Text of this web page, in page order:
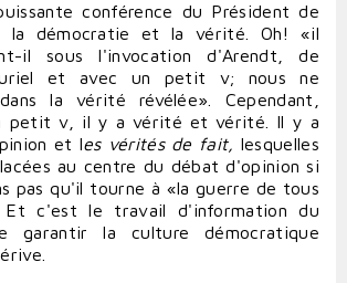
conférence du Président de
la démocratie et la vérité. Oh! «il
il sous l'invocation d'Arendt, de
et avec un petit v; nous ne
la vérité révélée». Cependant,
petit v, il y a vérité et vérité. Il y a
et les vérités de fait, lesquelles
au centre du débat d'opinion si
pas qu'il tourne à «la guerre de tous
Et c'est le travail d'information du
garantir la culture démocratique